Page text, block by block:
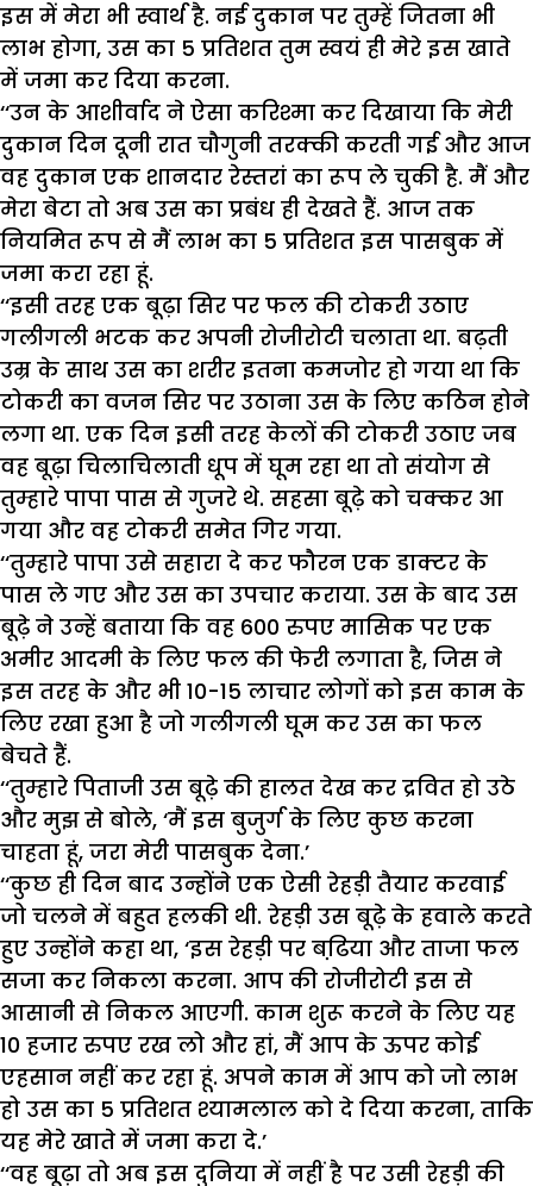
इस में मेरा भी स्वार्थ है. नई दुकान पर तुम्हें जितना भी
लाभ होगा, उस का 5 प्रतिशत तुम स्वयं ही मेरे इस खाते
में जमा कर दिया करना.
‘‘उन के आशीर्वाद ने ऐसा करिश्मा कर दिखाया कि मेरी
दुकान दिन दूनी रात चौगुनी तरक्की करती गई और आज
वह दुकान एक शानदार रेस्तरां का रूप ले चुकी है. मैं और
मेरा बेटा तो अब उस का प्रबंध ही देखते हैं. आज तक
नियमित रूप से मैं लाभ का 5 प्रतिशत इस पासबुक में
जमा करा रहा हूं.
‘‘इसी तरह एक बूढ़ा सिर पर फल की टोकरी उठाए
गलीगली भटक कर अपनी रोजीरोटी चलाता था. बढ़ती
उम्र के साथ उस का शरीर इतना कमजोर हो गया था कि
टोकरी का वजन सिर पर उठाना उस के लिए कठिन होने
लगा था. एक दिन इसी तरह केलों की टोकरी उठाए जब
वह बूढ़ा चिलाचिलाती धूप में घूम रहा था तो संयोग से
तुम्हारे पापा पास से गुजरे थे. सहसा बूढ़े को चक्कर आ
गया और वह टोकरी समेत गिर गया.
‘‘तुम्हारे पापा उसे सहारा दे कर फौरन एक डाक्टर के
पास ले गए और उस का उपचार कराया. उस के बाद उस
बूढ़े ने उन्हें बताया कि वह 600 रुपए मासिक पर एक
अमीर आदमी के लिए फल की फेरी लगाता है, जिस ने
इस तरह के और भी 10-15 लाचार लोगों को इस काम के
लिए रखा हुआ है जो गलीगली घूम कर उस का फल
बेचते हैं.
‘‘तुम्हारे पिताजी उस बूढ़े की हालत देख कर द्रवित हो उठे
और मुझ से बोले, ‘मैं इस बुजुर्ग के लिए कुछ करना
चाहता हूं, जरा मेरी पासबुक देना.’
‘‘कुछ ही दिन बाद उन्होंने एक ऐसी रेहड़ी तैयार करवाई
जो चलने में बहुत हलकी थी. रेहड़ी उस बूढ़े के हवाले करते
हुए उन्होंने कहा था, ‘इस रेहड़ी पर बढि़या और ताजा फल
सजा कर निकला करना. आप की रोजीरोटी इस से
आसानी से निकल आएगी. काम शुरू करने के लिए यह
10 हजार रुपए रख लो और हां, मैं आप के ऊपर कोई
एहसान नहीं कर रहा हूं. अपने काम में आप को जो लाभ
हो उस का 5 प्रतिशत श्यामलाल को दे दिया करना, ताकि
यह मेरे खाते में जमा करा दे.’
‘‘वह बूढ़ा तो अब इस दुनिया में नहीं है पर उसी रेहड़ी की